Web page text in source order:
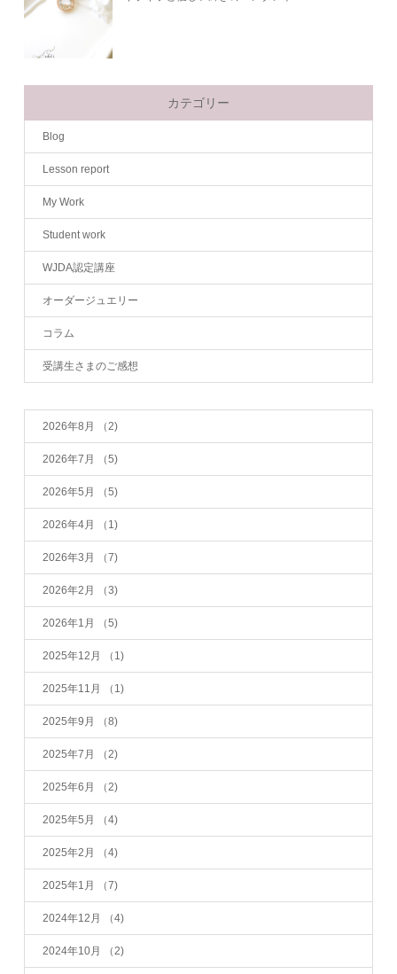
カテゴリー
Blog
Lesson report
My Work
Student work
WJDA認定講座
オーダージュエリー
コラム
受講生さまのご感想
2026年8月 （2)
2026年7月 （5)
2026年5月 （5)
2026年4月 （1)
2026年3月 （7)
2026年2月 （3)
2026年1月 （5)
2025年12月 （1)
2025年11月 （1)
2025年9月 （8)
2025年7月 （2)
2025年6月 （2)
2025年5月 （4)
2025年2月 （4)
2025年1月 （7)
2024年12月 （4)
2024年10月 （2)